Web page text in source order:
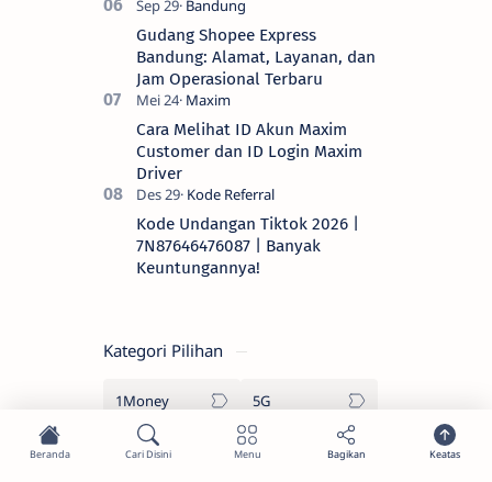
Gudang Shopee Express
Bandung: Alamat, Layanan, dan
Jam Operasional Terbaru
Cara Melihat ID Akun Maxim
Customer dan ID Login Maxim
Driver
Kode Undangan Tiktok 2026 |
7N87646476087 | Banyak
Keuntungannya!
Kategori Pilihan
1Money 5G
Ac Pintar